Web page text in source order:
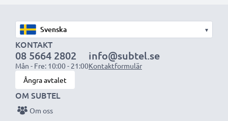
▾
KONTAKT
08 5664 2802
Mån - Fre: 10:00 - 21:00
info@subtel.se
Kontaktformulär
Ångra avtalet
OM SUBTEL
Om oss